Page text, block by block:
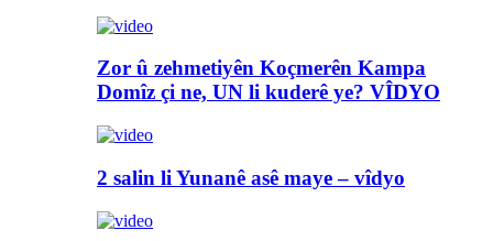
Zor û zehmetiyên Koçmerên Kampa
Domîz çi ne, UN li kuderê ye? VÎDYO
2 salin li Yunanê asê maye – vîdyo